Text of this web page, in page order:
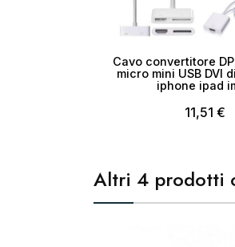
Cavo convertitore
micro mini USB DVI
iphone ipad
11,51 €
Altri 4 prodotti